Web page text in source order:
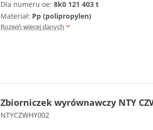
Dla numeru oe: 8k0 121 403 t
Materiał: Pp (polipropylen)
Rozwiń więcej danych
Zbiorniczek wyrównawczy NTY
NTYCZWHY002